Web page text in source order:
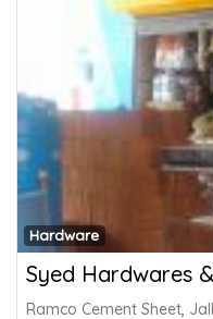
Hardware
Syed Hardwares
Ramco Cement Sheet,